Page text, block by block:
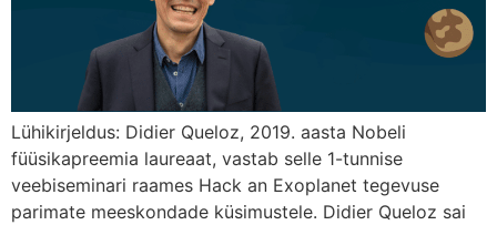
Lühikirjeldus: Didier Queloz, 2019. aasta Nobeli
füüsikapreemia laureaat, vastab selle 1-tunnise
veebiseminari raames Hack an Exoplanet tegevuse
parimate meeskondade küsimustele. Didier Queloz sai